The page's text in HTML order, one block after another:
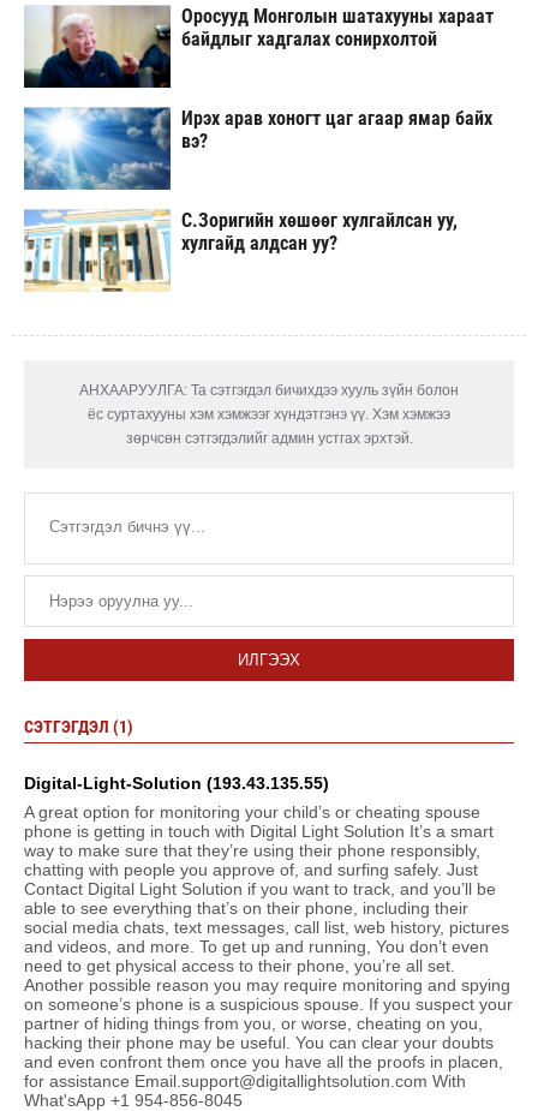
Оросууд Монголын шатахууны хараат
байдлыг хадгалах сонирхолтой
Ирэх арав хоногт цаг агаар ямар байх
вэ?
С.Зоригийн хөшөөг хулгайлсан уу,
хулгайд алдсан уу?
АНХААРУУЛГА: Та сэтгэгдэл бичихдээ хууль зүйн болон
ёс суртахууны хэм хэмжээг хүндэтгэнэ үү. Хэм хэмжээ
зөрчсөн сэтгэгдэлийг админ устгах эрхтэй.
ИЛГЭЭХ
СЭТГЭГДЭЛ (1)
Digital-Light-Solution (193.43.135.55)
A great option for monitoring your child’s or cheating spouse
phone is getting in touch with Digital Light Solution It’s a smart
way to make sure that they’re using their phone responsibly,
chatting with people you approve of, and surfing safely. Just
Contact Digital Light Solution if you want to track, and you’ll be
able to see everything that’s on their phone, including their
social media chats, text messages, call list, web history, pictures
and videos, and more. To get up and running, You don’t even
need to get physical access to their phone, you’re all set.
Another possible reason you may require monitoring and spying
on someone’s phone is a suspicious spouse. If you suspect your
partner of hiding things from you, or worse, cheating on you,
hacking their phone may be useful. You can clear your doubts
and even confront them once you have all the proofs in placen,
for assistance Email.support@digitallightsolution.com With
What'sApp +1 954-856-8045